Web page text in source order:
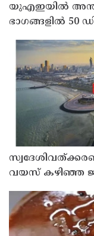
യുഎഇയില്‍
ഭാഗങ്ങളില്‍ 50
വയസ് കഴിഞ്ഞ